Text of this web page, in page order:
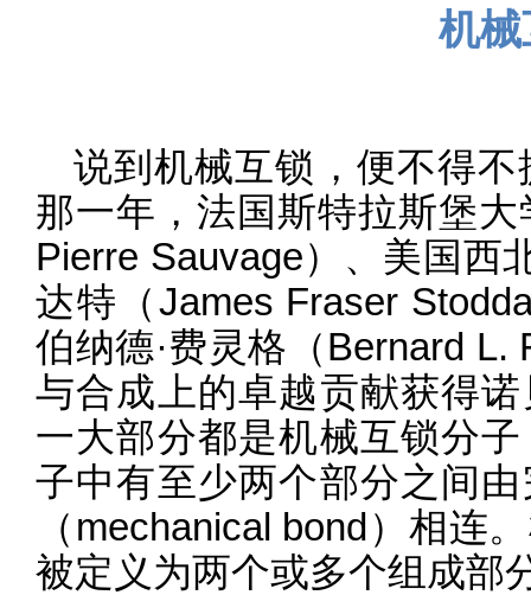
机
说到机械互锁，便不得
那一年，法国斯特拉斯堡
Pierre Sauvage）、美国西
达特（James Fraser
伯纳德·费灵格（Bernard
与合成上的卓越贡献获得
一大部分都是机械互锁分
子中有至少两个部分之间
（mechanical bond）相连
被定义为两个或多个组成部